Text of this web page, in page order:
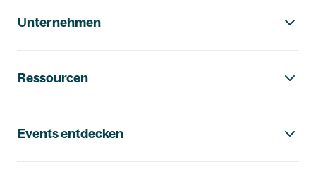
Unternehmen
Ressourcen
Events entdecken